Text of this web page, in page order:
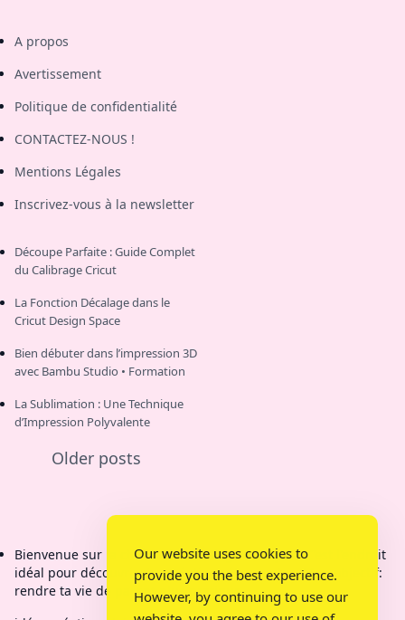
A propos
Avertissement
Politique de confidentialité
CONTACTEZ-NOUS !
Mentions Légales
Inscrivez-vous à la newsletter
Découpe Parfaite : Guide Complet
du Calibrage Cricut
La Fonction Décalage dans le
Cricut Design Space
Bien débuter dans l’impression 3D
avec Bambu Studio • Formation
La Sublimation : Une Technique
d’Impression Polyvalente
Older posts
Bienvenue sur la chaîne de Bricolage Mamy Kit C'est l'endroit
idéal pour découvrir des créations étonnantes. Mon objectif:
rendre ta vie de parent plus pratique.
Our website uses cookies to
provide you the best experience.
However, by continuing to use our